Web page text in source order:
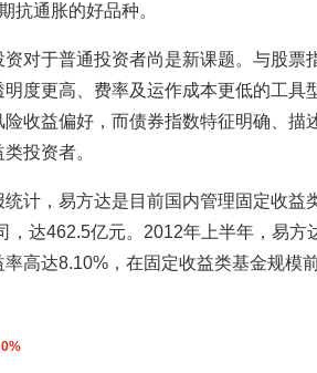
抗通胀的好品种。
对于普通投资者尚是新课题。与股票
度更高、费率及运作成本更低的工具
收益偏好，而债券指数特征明确、描
投资者。
计，易方达是目前国内管理固定收益
，达462.5亿元。2012年上半年，易方
高达8.10%，在固定收益类基金规模
0%